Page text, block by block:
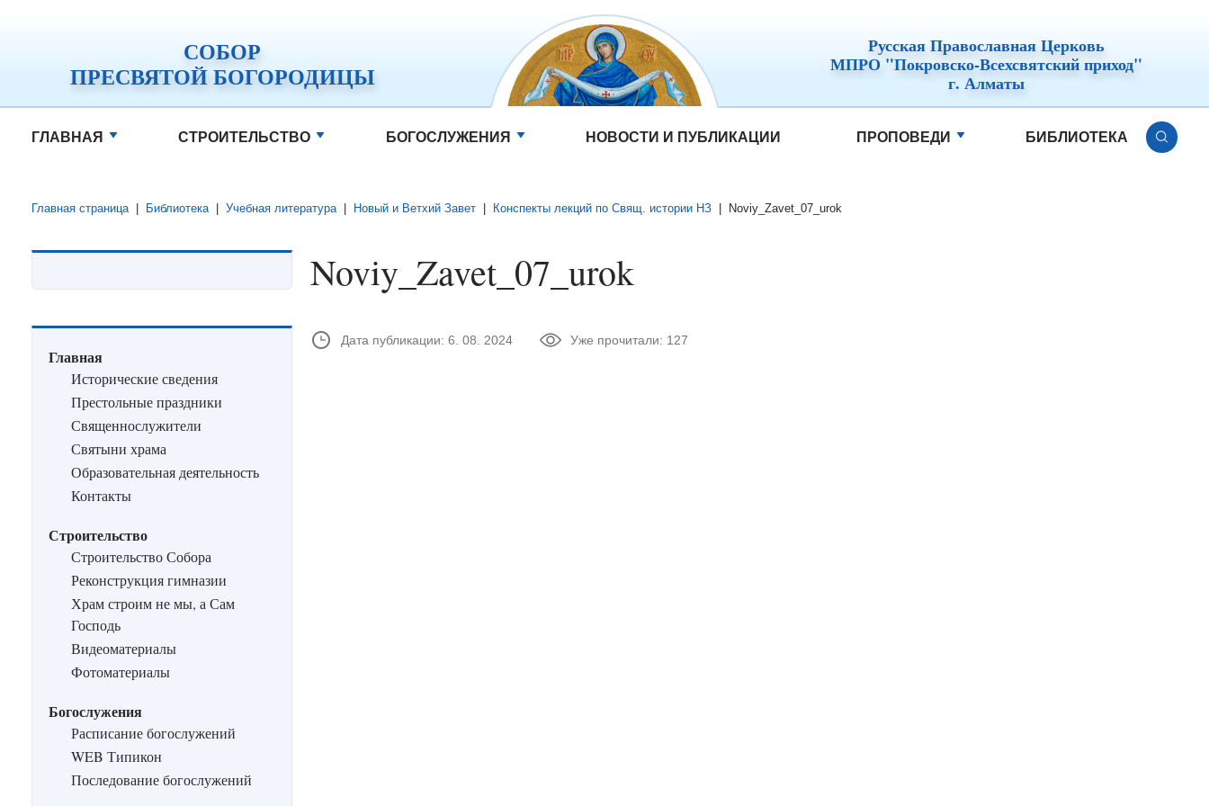
СОБОР
ПРЕСВЯТОЙ БОГОРОДИЦЫ
Русская Православная Церковь
МПРО "Покровско-Всехсвятский приход"
г. Алматы
ГЛАВНАЯ СТРОИТЕЛЬСТВО БОГОСЛУЖЕНИЯ НОВОСТИ И ПУБЛИКАЦИИ ПРОПОВЕДИ БИБЛИОТЕКА
Главная страница | Библиотека | Учебная литература | Новый и Ветхий Завет | Конспекты лекций по Свящ. истории НЗ | Noviy_Zavet_07_urok
Главная
Исторические сведения
Престольные праздники
Священнослужители
Святыни храма
Образовательная деятельность
Контакты
Строительство
Строительство Собора
Реконструкция гимназии
Храм строим не мы, а Сам
Господь
Видеоматериалы
Фотоматериалы
Богослужения
Расписание богослужений
WEB Типикон
Последование богослужений
Noviy_Zavet_07_urok
Дата публикации: 6. 08. 2024 Уже прочитали: 127